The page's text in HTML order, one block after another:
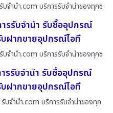
จํานํา.com บริการรับจำนำของทุกช
รรับจำนำ รับซื้ออุปกรณ์
ฝากขายอุปกรณ์ไอที
บจํานํา.com บริการรับจำนำของทุกช
รรับจำนำ รับซื้ออุปกรณ์
ฝากขายอุปกรณ์ไอที
บจํานํา.com บริการรับจำนำของทุก